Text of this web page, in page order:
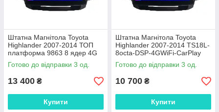
Штатна Магнітола Toyota
Highlander 2007-2014 ТОП
платформа 9863 8 ядер 4G
DSP
Готово до відправки 3 од.
13 400 ₴
Купити
Штатна Магнітола Toyota
Highlander 2007-2014 TS18L-
8octa-DSP-4GWiFi-CarPlay
Готово до відправки 3 од.
10 700 ₴
Купити